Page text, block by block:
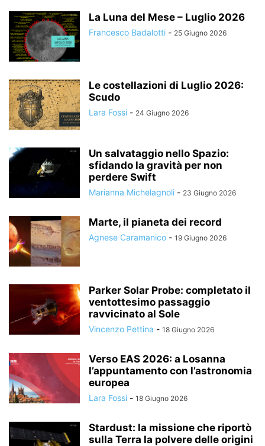
La Luna del Mese – Luglio 2026
Francesco Badalotti - 25 Giugno 2026
Le costellazioni di Luglio 2026:
Scudo
Lara Fossi - 24 Giugno 2026
Un salvataggio nello Spazio:
sfidando la gravità per non
perdere Swift
Marianna Michelagnoli - 23 Giugno 2026
Marte, il pianeta dei record
Agnese Caramanico - 19 Giugno 2026
Parker Solar Probe: completato il
ventottesimo passaggio
ravvicinato al Sole
Vincenzo Pettina - 18 Giugno 2026
Verso EAS 2026: a Losanna
l’appuntamento con l’astronomia
europea
Lara Fossi - 18 Giugno 2026
Stardust: la missione che riportò
sulla Terra la polvere delle origini